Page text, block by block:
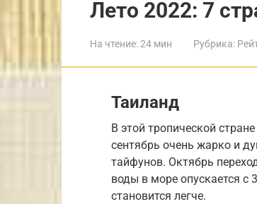
Лето 2022: 7
На чтение:24 мин Рубрика:
Таиланд
В этой тропической
сентябрь очень жарко и
тайфунов. Октябрь
воды в море опускается с
становится легче.